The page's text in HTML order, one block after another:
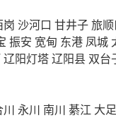
岗 沙河口 甘井子旅顺
振安 宽甸 东港 凤城
辽阳灯塔辽阳县 双台
川 永川 南川 綦江 大足